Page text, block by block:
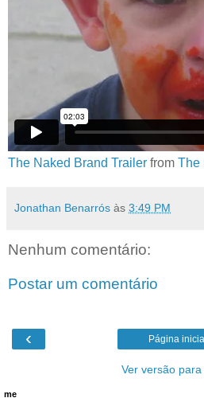
The Naked Brand Trailer from The
Jonathan Benarrós às 3:49 PM
Nenhum comentário:
Postar um comentário
‹ Página
Ver versão
me